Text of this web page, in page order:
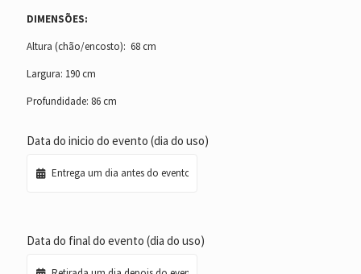
DIMENSÕES:
Altura (chão/encosto): 68 cm
Largura: 190 cm
Profundidade: 86 cm
Data do inicio do evento (dia do uso)
Data do final do evento (dia do uso)